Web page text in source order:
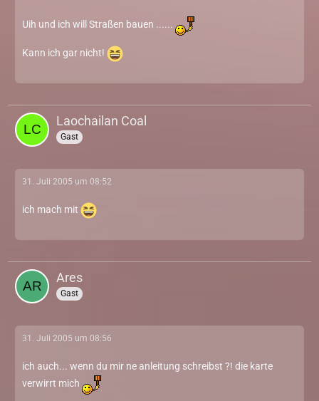
Uih und ich will Straßen bauen ......
Kann ich gar nicht!
Laochailan Coal
Gast
31. Juli 2005 um 08:52
ich mach mit
Ares
Gast
31. Juli 2005 um 08:56
ich auch... wenn du mir ne anleitung schreibst ?! die karte
verwirrt mich